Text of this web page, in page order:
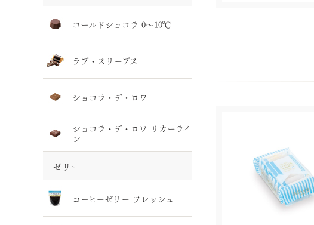
コールドショコラ 0～10℃
ラブ・スリーブス
ショコラ・デ・ロワ
ショコラ・デ・ロワ リカーライ
ン
ゼリー
コーヒーゼリー フレッシュ